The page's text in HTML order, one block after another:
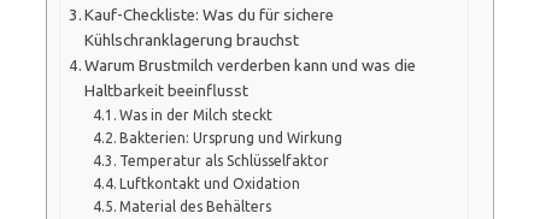
Kauf-Checkliste: Was du für sichere
Kühlschranklagerung brauchst
Warum Brustmilch verderben kann und was die
Haltbarkeit beeinflusst
Was in der Milch steckt
Bakterien: Ursprung und Wirkung
Temperatur als Schlüsselfaktor
Luftkontakt und Oxidation
Material des Behälters